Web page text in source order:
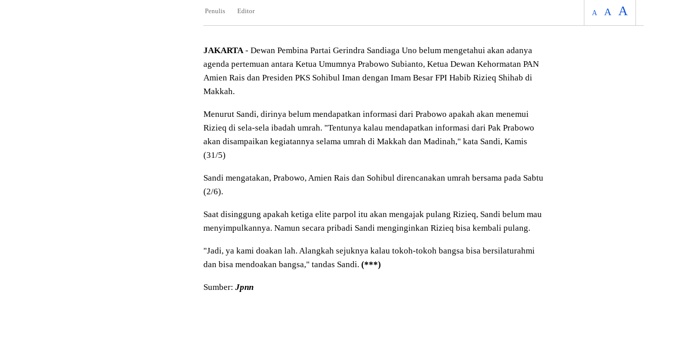
Penulis Editor A A A
JAKARTA- Dewan Pembina Partai Gerindra Sandiaga Uno belum mengetahui akan adanya
agenda pertemuan antara Ketua Umumnya Prabowo Subianto, Ketua Dewan Kehormatan PAN
Amien Rais dan Presiden PKS Sohibul Iman dengan Imam Besar FPI Habib Rizieq Shihab di
Makkah.
Menurut Sandi, dirinya belum mendapatkan informasi dari Prabowo apakah akan menemui
Rizieq di sela-sela ibadah umrah. "Tentunya kalau mendapatkan informasi dari Pak Prabowo
akan disampaikan kegiatannya selama umrah di Makkah dan Madinah," kata Sandi, Kamis
(31/5)
Sandi mengatakan, Prabowo, Amien Rais dan Sohibul direncanakan umrah bersama pada Sabtu
(2/6).
Saat disinggung apakah ketiga elite parpol itu akan mengajak pulang Rizieq, Sandi belum mau
menyimpulkannya. Namun secara pribadi Sandi menginginkan Rizieq bisa kembali pulang.
"Jadi, ya kami doakan lah. Alangkah sejuknya kalau tokoh-tokoh bangsa bisa bersilaturahmi
dan bisa mendoakan bangsa," tandas Sandi. (***)
Sumber: Jpnn